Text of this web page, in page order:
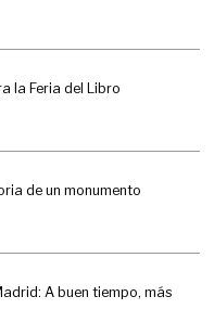
la Feria del Libro
de un monumento
A buen tiempo, más